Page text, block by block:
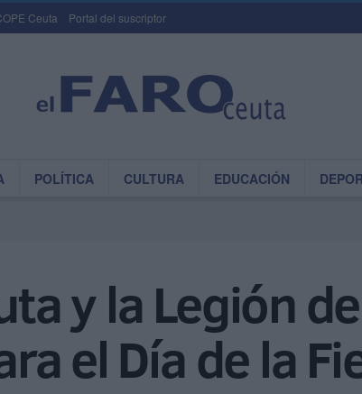
Ceuta Portal del suscriptor
POLÍTICA CULTURA EDUCACIÓN
y la Legión
el Día de la